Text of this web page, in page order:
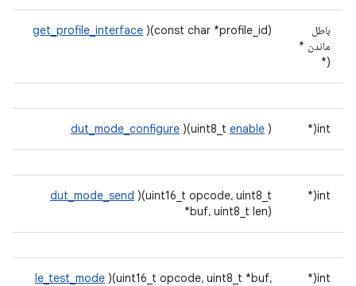
باطل
ماندن *
(*
get_profile_interface )(const char *profile_id)
int(*
dut_mode_configure )(uint8_t enable )
int(*
dut_mode_send )(uint16_t opcode، uint8_t
*buf، uint8_t len)
int(*
le_test_mode )(uint16_t opcode، uint8_t *buf،